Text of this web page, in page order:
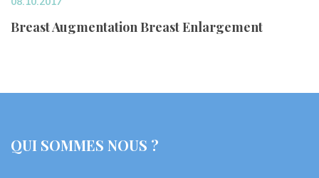
Breast Augmentation Breast Enlargement
QUI SOMMES NOUS ?